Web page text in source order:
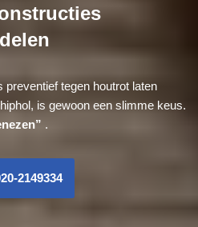
tegen houtrot laten
is gewoon een slimme keus.
.
2149334